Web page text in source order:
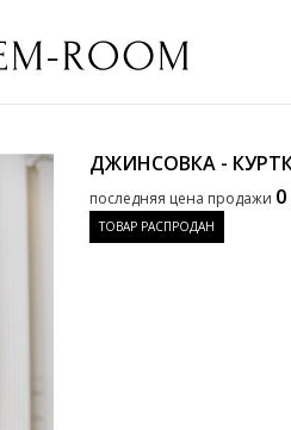
ДЖИНСОВКА -
последняя цена продажи
ТОВАР РАСПРОДАН